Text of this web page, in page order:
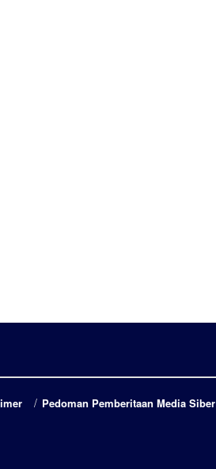
Pedoman Pemberitaan Media Siber